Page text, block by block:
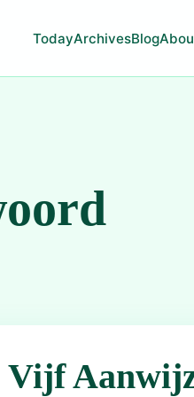
TodayArchivesBlog
Vijf